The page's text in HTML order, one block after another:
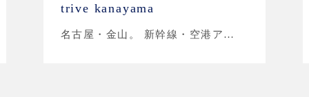
trive kanayama
名古屋・金山。 新幹線・空港ア…